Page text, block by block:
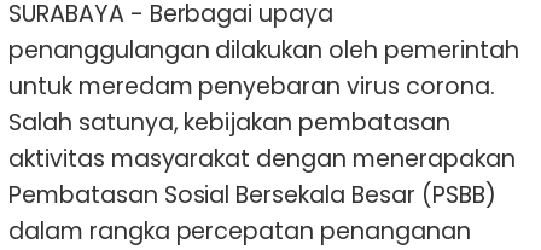
SURABAYA - Berbagai upaya
penanggulangan dilakukan oleh pemerintah
untuk meredam penyebaran virus corona.
Salah satunya, kebijakan pembatasan
aktivitas masyarakat dengan menerapakan
Pembatasan Sosial Bersekala Besar (PSBB)
dalam rangka percepatan penanganan